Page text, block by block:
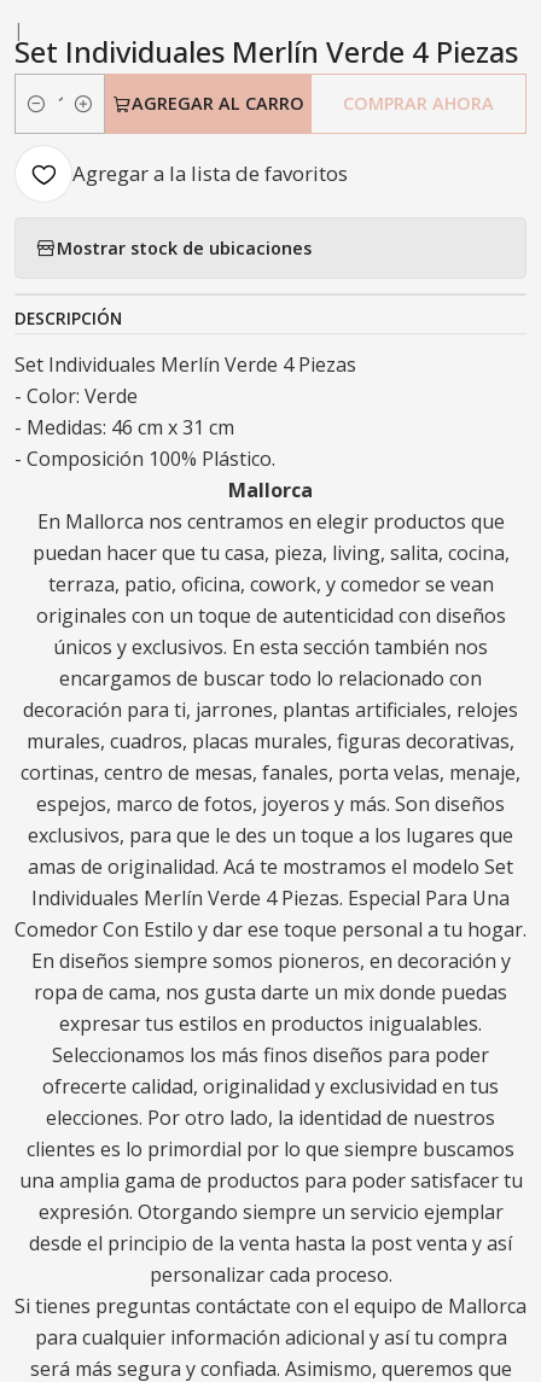
|
Set Individuales Merlín Verde 4 Piezas
Cantidad
AGREGAR AL CARRO COMPRAR AHORA
Agregar a la lista de favoritos
Mostrar stock de ubicaciones
DESCRIPCIÓN
Set Individuales Merlín Verde 4 Piezas
- Color: Verde
- Medidas: 46 cm x 31 cm
- Composición 100% Plástico.
Mallorca
En Mallorca nos centramos en elegir productos que
puedan hacer que tu casa, pieza, living, salita, cocina,
terraza, patio, oficina, cowork, y comedor se vean
originales con un toque de autenticidad con diseños
únicos y exclusivos. En esta sección también nos
encargamos de buscar todo lo relacionado con
decoración para ti, jarrones, plantas artificiales, relojes
murales, cuadros, placas murales, figuras decorativas,
cortinas, centro de mesas, fanales, porta velas, menaje,
espejos, marco de fotos, joyeros y más. Son diseños
exclusivos, para que le des un toque a los lugares que
amas de originalidad. Acá te mostramos el modelo Set
Individuales Merlín Verde 4 Piezas. Especial Para Una
Comedor Con Estilo y dar ese toque personal a tu hogar.
En diseños siempre somos pioneros, en decoración y
ropa de cama, nos gusta darte un mix donde puedas
expresar tus estilos en productos inigualables.
Seleccionamos los más finos diseños para poder
ofrecerte calidad, originalidad y exclusividad en tus
elecciones. Por otro lado, la identidad de nuestros
clientes es lo primordial por lo que siempre buscamos
una amplia gama de productos para poder satisfacer tu
expresión. Otorgando siempre un servicio ejemplar
desde el principio de la venta hasta la post venta y así
personalizar cada proceso.
Si tienes preguntas contáctate con el equipo de Mallorca
para cualquier información adicional y así tu compra
será más segura y confiada. Asimismo, queremos que